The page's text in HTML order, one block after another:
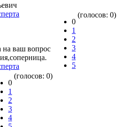
0
1
2
3
4
5
(голосов: 0)
на ваш вопрос
0
1
2
3
4
(голосов: 0)